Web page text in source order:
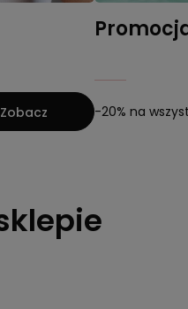
Zobacz -20% na